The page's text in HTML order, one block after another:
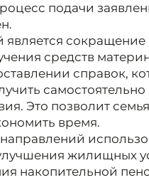
подачи
сокращение
средств
справок,
Это позволит
время.
жилищных
накопительной